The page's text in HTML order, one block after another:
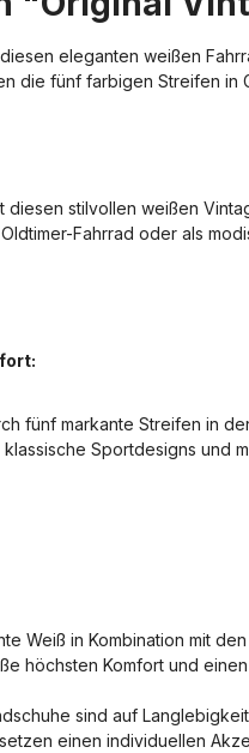
eleganten weißen
die fünf farbigen Streifen in
stilvollen weißen
Fahrrad oder als
fünf markante Streifen in
Sportdesigns und
Weiß in Kombination mit
höchsten Komfort und
sind auf
einen individuellen